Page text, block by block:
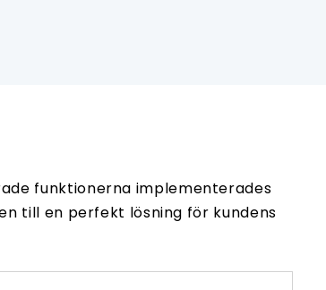
funktionerna implementerades
till en perfekt lösning för kundens